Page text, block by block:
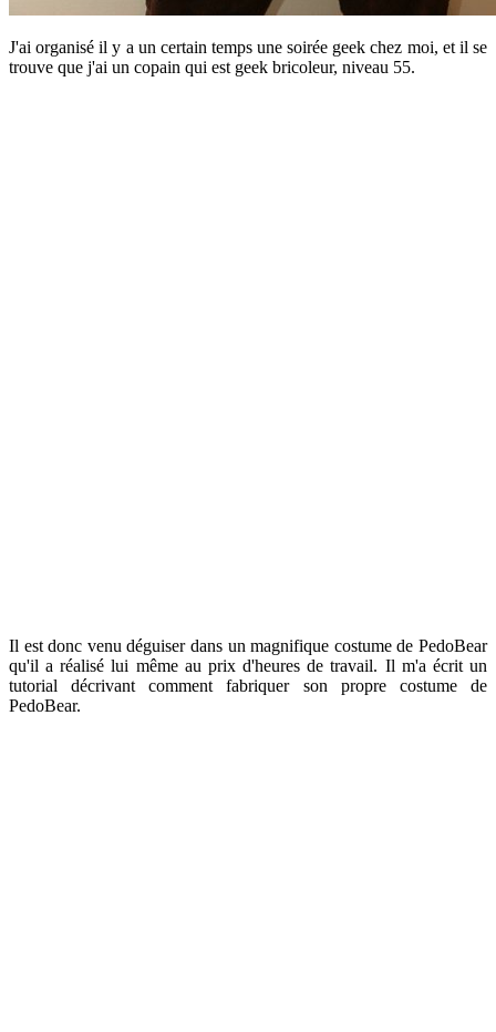
J'ai organisé il y a un certain temps une soirée geek chez moi, et il se
trouve que j'ai un copain qui est geek bricoleur, niveau 55.
Il est donc venu déguiser dans un magnifique costume de PedoBear
qu'il a réalisé lui même au prix d'heures de travail. Il m'a écrit un
tutorial décrivant comment fabriquer son propre costume de
PedoBear.